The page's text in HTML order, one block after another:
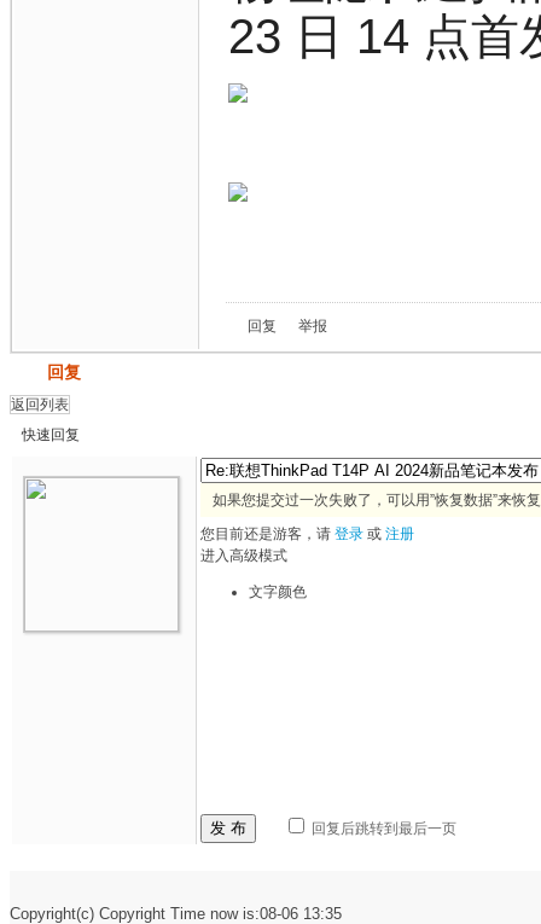
23 日 14 点首
回复 举报
回复
返回列表
快速回复
如果您提交过一次失败了，可以用”恢复数据”来恢
您目前还是游客，请 登录 或 注册
进入高级模式
文字颜色
发 布 回复后跳转到最后一页
Copyright(c) Copyright Time now is:08-06 13:35